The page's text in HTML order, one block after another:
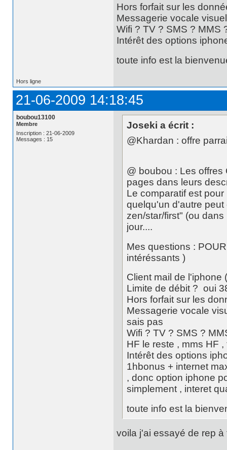
Hors forfait sur les
Messagerie vocale
Wifi ? TV ? SMS ? MMS
Intérêt des options
toute info est la
Hors ligne
21-06-2009 14:18:45
boubou13100
Membre
Inscription : 21-06-2009
Messages : 15
Joseki a écrit :
@Khardan : offre
@ boubou : Les
pages dans leurs
Le comparatif est
quelqu'un d'autre
zen/star/first" (ou
jour....
Mes questions :
intéréssants )
Client mail de l'iphone
Limite de débit ? oui
Hors forfait sur les
Messagerie vocale
sais pas
Wifi ? TV ? SMS ?
HF le reste , mms HF
Intérêt des options
1hbonus + internet
, donc option iphone
simplement , interet
toute info est la
voila j'ai essayé de rep à